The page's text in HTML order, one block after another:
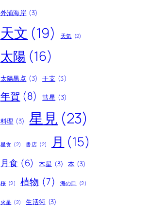
外浦海岸 (3)
天文 (19) 天気 (2)
太陽 (16)
太陽黒点 (3) 干支 (3)
年賀 (8) 彗星 (3)
料理 (3) 星見 (23)
星食 (2) 書店 (2) 月 (15)
月食 (6) 木星 (3) 本 (3)
桜 (2) 植物 (7) 海の日 (2)
火星 (2) 生活術 (3)